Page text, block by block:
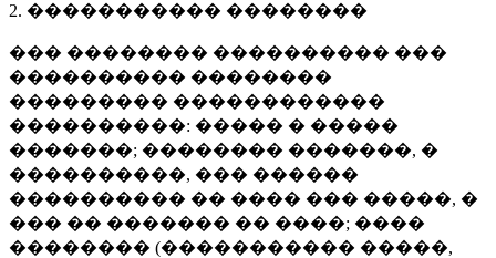
2. ����������� ��������
��� �������� ���������� ���
���������� ��������
��������� ������������
����������: ����� � �����
�������; �������� �������, �
����������, ��� ������
���������� �� ���� ��� �����, �
��� �� ������� �� ����; ����
�������� (����������� �����,